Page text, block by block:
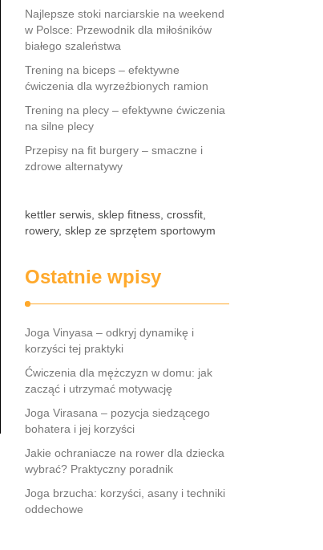
Najlepsze stoki narciarskie na weekend
w Polsce: Przewodnik dla miłośników
białego szaleństwa
Trening na biceps – efektywne
ćwiczenia dla wyrzeźbionych ramion
Trening na plecy – efektywne ćwiczenia
na silne plecy
Przepisy na fit burgery – smaczne i
zdrowe alternatywy
kettler serwis, sklep fitness, crossfit,
rowery, sklep ze sprzętem sportowym
Ostatnie wpisy
Joga Vinyasa – odkryj dynamikę i
korzyści tej praktyki
Ćwiczenia dla mężczyzn w domu: jak
zacząć i utrzymać motywację
Joga Virasana – pozycja siedzącego
bohatera i jej korzyści
Jakie ochraniacze na rower dla dziecka
wybrać? Praktyczny poradnik
Joga brzucha: korzyści, asany i techniki
oddechowe